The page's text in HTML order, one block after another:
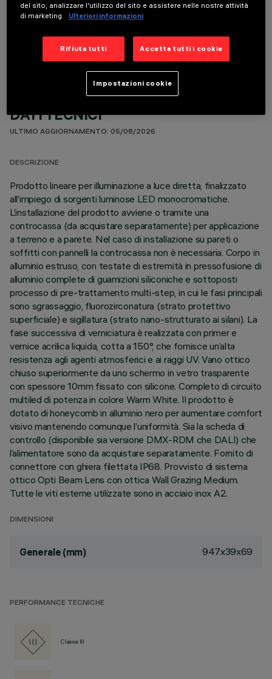
DATI TECNICI
ULTIMO AGGIORNAMENTO: 05/08/2026
DESCRIZIONE
Prodotto lineare per illuminazione a luce diretta, finalizzato
all’impiego di sorgenti luminose LED monocromatiche.
L’installazione del prodotto avviene o tramite una
controcassa (da acquistare separatamente) per applicazione
a terreno e a parete. Nel caso di installazione su pareti o
soffitti con pannelli la controcassa non è necessaria. Corpo in
alluminio estruso, con testate di estremità in pressofusione di
alluminio complete di guarnizioni siliconiche e sottoposti
processo di pre-trattamento multi-step, in cui le fasi principali
sono sgrassaggio, fluorozirconatura (strato protettivo
superficiale) e sigillatura (strato nano-strutturato ai silani). La
fase successiva di verniciatura è realizzata con primer e
vernice acrilica liquida, cotta a 150°, che fornisce un’alta
resistenza agli agenti atmosferici e ai raggi UV. Vano ottico
chiuso superiormente da uno schermo in vetro trasparente
con spessore 10mm fissato con silicone. Completo di circuito
multiled di potenza in colore Warm White. Il prodotto è
dotato di honeycomb in alluminio nero per aumentare comfort
visivo mantenendo comunque l’uniformità. Sia la scheda di
controllo (disponibile sia versione DMX-RDM che DALI) che
l’alimentatore sono da acquistare separatamente. Fornito di
connettore con ghiera filettata IP68. Provvisto di sistema
ottico Opti Beam Lens con ottica Wall Grazing Medium.
Tutte le viti esterne utilizzate sono in acciaio inox A2.
DIMENSIONI
Generale (mm) 947x39x69
PERFORMANCE TECNICHE
Classe III
del sito, analizzare l'utilizzo del sito e assistere nelle nostre attività
di marketing. Ulteriori informazioni
Rifiuta tutti Accetta tutti i cookie
Impostazioni cookie